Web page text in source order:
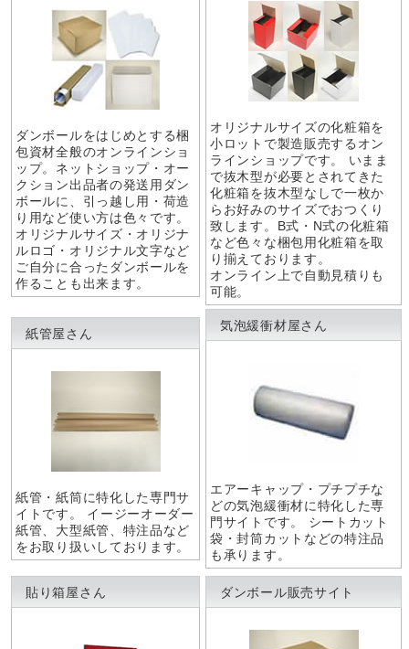
ダンボールをはじめとする梱
包資材全般のオンラインショ
ップ。ネットショップ・オー
クション出品者の発送用ダン
ボールに、引っ越し用・荷造
り用など使い方は色々です。
オリジナルサイズ・オリジナ
ルロゴ・オリジナル文字など
ご自分に合ったダンボールを
作ることも出来ます。
オリジナルサイズの化粧箱を
小ロットで製造販売するオン
ラインショップです。 いまま
で抜木型が必要とされてきた
化粧箱を抜木型なしで一枚か
らお好みのサイズでおつくり
致します。B式・N式の化粧箱
など色々な梱包用化粧箱を取
り揃えております。
オンライン上で自動見積りも
可能。
紙管屋さん
紙管・紙筒に特化した専門サ
イトです。 イージーオーダー
紙管、大型紙管、特注品など
をお取り扱いしております。
気泡緩衝材屋さん
エアーキャップ・プチプチな
どの気泡緩衝材に特化した専
門サイトです。 シートカット
袋・封筒カットなどの特注品
も承ります。
貼り箱屋さん ダンボール販売サイト